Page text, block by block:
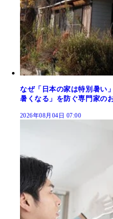
なぜ「日本の家は特別暑い
暑くなる」を防ぐ専門家の
2026年08月04日 07:00